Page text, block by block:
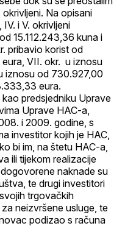
okrivljeni. Na opisani
i V. okrivljeni
15.112.243,36 kuna i
pribavio korist od
eura, VII. okr. u iznosu
iznosu od 730.927,00
eura.
predsjedniku Uprave
Uprave HAC-a,
i 2009. godine, s
investitor kojih je HAC,
bi im, na štetu HAC-a,
ili tijekom realizacije
naknade su
te drugi investitori
trgovačkih
neizvršene usluge, te
podizao s računa